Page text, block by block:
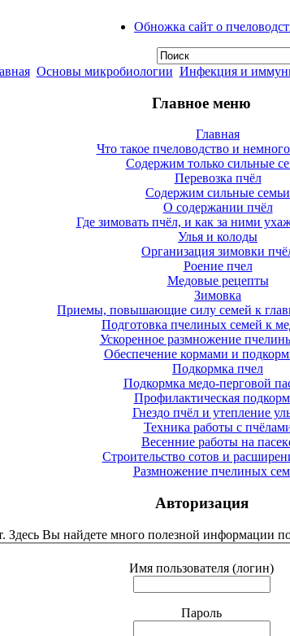
Обножка сайт о
Основы микробиологии Инфекция и
Главное меню
Главная
Что такое пчеловодство и
Содержим только сильные
Перевозка пчёл
Содержим сильные семьи
О содержании пчёл
Где зимовать пчёл, и как за ними
Улья и колоды
Организация зимовки
Роение пчел
Медовые рецепты
Зимовка
Приемы, повышающие силу семей к
Подготовка пчелиных семей к
Ускоренное размножение
Обеспечение кормами и
Подкормка пчел
Подкормка медо-перговой
Профилактическая
Гнездо пчёл и утепление
Техника работы с
Весенние работы на
Строительство сотов и
Размножение пчелиных
Авторизация
Здесь Вы найдете много полезной информации
Имя пользователя (логин)
Пароль